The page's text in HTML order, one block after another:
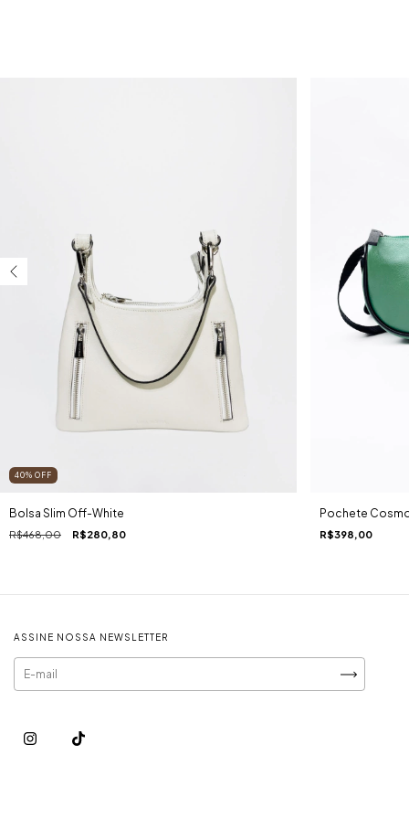
40% OFF
Bolsa Slim Off-White
R$468,00 R$280,80
Pochete
R$398,00
ASSINE NOSSA NEWSLETTER